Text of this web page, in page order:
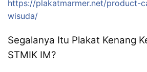
https://plakatmarmer.net/product-
wisuda/
Segalanya Itu Plakat Kenang
STMIK IM?